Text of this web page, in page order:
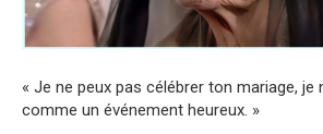
« Je ne peux pas célébrer ton mariage, je
comme un événement heureux. »